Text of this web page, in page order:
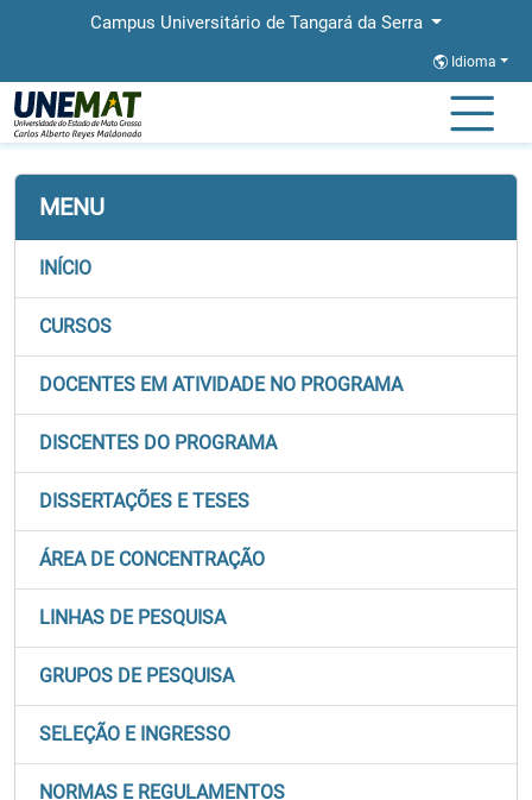
Campus Universitário de Tangará da Serra
Idioma
Página Inicial
MENU
INÍCIO
CURSOS
DOCENTES EM ATIVIDADE NO PROGRAMA
DISCENTES DO PROGRAMA
DISSERTAÇÕES E TESES
ÁREA DE CONCENTRAÇÃO
LINHAS DE PESQUISA
GRUPOS DE PESQUISA
SELEÇÃO E INGRESSO
NORMAS E REGULAMENTOS